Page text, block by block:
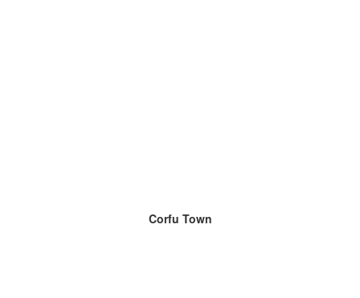
Corfu Town